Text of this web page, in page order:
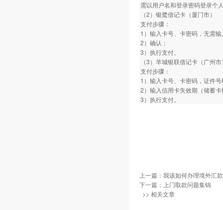
需以用户名和登录密码登录个
（2）银鹭借记卡（厦门市）
支付步骤：
1）输入卡号、卡密码，无需
2）确认；
3）执行支付。
（3）羊城银联借记卡（广州
支付步骤：
1）输入卡号、卡密码，证件
2）输入信用卡失效期（储蓄
3）执行支付。
上一篇： 我该如何办理境外汇
下一篇： 上门取款问题集锦
>> 相关文章